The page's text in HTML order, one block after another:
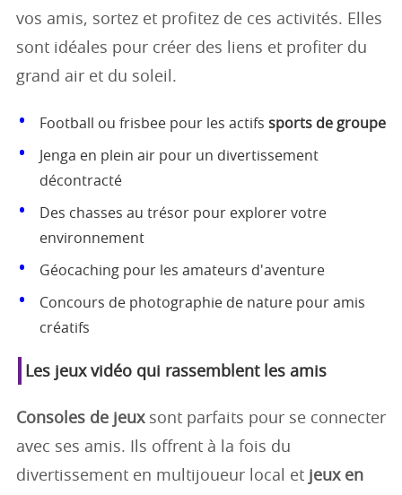
vos amis, sortez et profitez de ces activités. Elles
sont idéales pour créer des liens et profiter du
grand air et du soleil.
Football ou frisbee pour les actifs sports de groupe
Jenga en plein air pour un divertissement
décontracté
Des chasses au trésor pour explorer votre
environnement
Géocaching pour les amateurs d'aventure
Concours de photographie de nature pour amis
créatifs
Les jeux vidéo qui rassemblent les amis
Consoles de jeuxsont parfaits pour se connecter
avec ses amis. Ils offrent à la fois du
divertissement en multijoueur local et jeux en